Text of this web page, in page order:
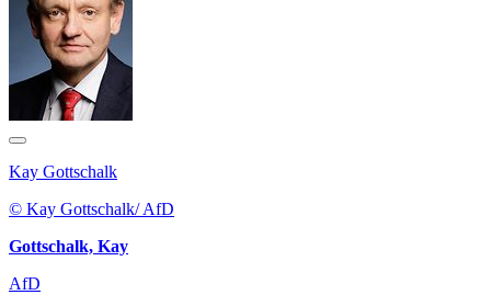
Kay Gottschalk
© Kay Gottschalk/ AfD
Gottschalk, Kay
AfD